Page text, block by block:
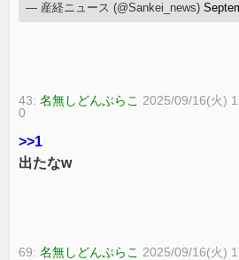
— 産経ニュース (@Sankei_news)
43:名無しどんぶらこ 2025/09/16(火)
0
>>1
出たなw
69:名無しどんぶらこ 2025/09/16(火)